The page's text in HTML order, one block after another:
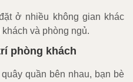
ở nhiều không gian khác
và phòng ngủ.
phòng khách
quần bên nhau, bạn bè